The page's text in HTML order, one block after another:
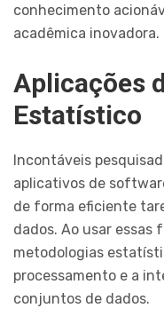
conhecimento
acadêmica inovadora.
Aplicações
Estatístico
Incontáveis
aplicativos de
de forma eficiente
dados. Ao usar essas
metodologias
processamento e a
conjuntos de dados.